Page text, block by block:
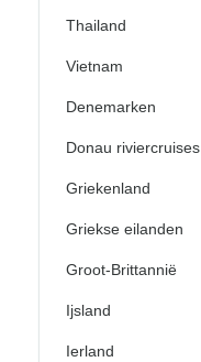
Thailand
Vietnam
Denemarken
Donau riviercruises
Griekenland
Griekse eilanden
Groot-Brittannië
Ijsland
Ierland